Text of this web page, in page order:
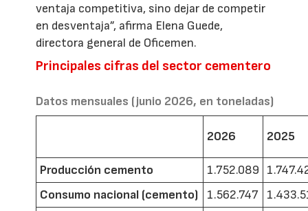
ventaja competitiva, sino dejar de competir
en desventaja”, afirma Elena Guede,
directora general de Oficemen.
Principales cifras del sector cementero
Datos mensuales (junio 2026, en toneladas)
2026 2025
Producción cemento 1.752.089
Consumo nacional (cemento)
1.562.747